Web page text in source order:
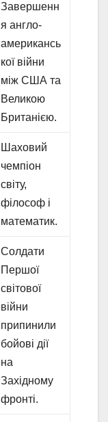
Завершенн
я англо-
американсь
кої війни
між США та
Великою
Британією.
Шаховий
чемпіон
світу,
філософ і
математик.
Солдати
Першої
світової
війни
припинили
бойові дії
на
Західному
фронті.